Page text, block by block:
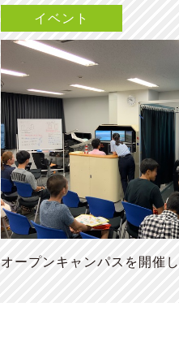
イベント
オープンキャンパスを開催